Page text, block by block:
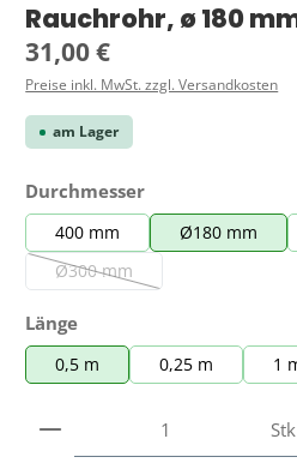
Rauchrohr, ø 180
Regulärer Preis:
31,00 €
Preise inkl. MwSt. zzgl. Versandkosten
am Lager
Durchmesserauswählen
400 mm Ø180 mm
Ø300 mm
(Diese Option ist zurzeit nicht
Längeauswählen
0,5 m 0,25 m 1
Produkt Anzahl: Gib denStk